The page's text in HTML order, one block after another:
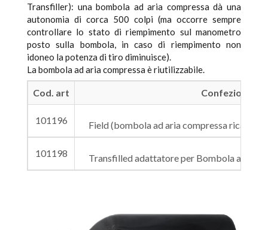
Transfiller): una bombola ad aria compressa dà una
autonomia di corca 500 colpi (ma occorre sempre
controllare lo stato di riempimento sul manometro
posto sulla bombola, in caso di riempimento non
idoneo la potenza di tiro diminuisce).
La bombola ad aria compressa è riutilizzabile.
Cod. art Confezione
101196 Field (bombola ad aria compressa
101198 Transfilled adattatore per Bombola ad aria